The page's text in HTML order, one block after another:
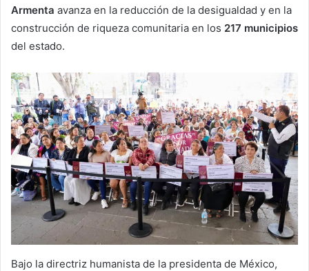
Armenta avanza en la reducción de la desigualdad y en la
construcción de riqueza comunitaria en los 217 municipios
del estado.
Bajo la directriz humanista de la presidenta de México,